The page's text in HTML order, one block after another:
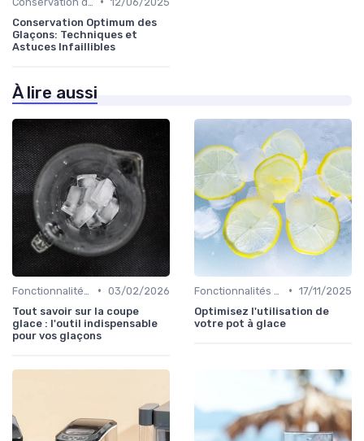
Conservation Optimum des
Glaçons: Techniques et
Astuces Infaillibles
À lire aussi
• 03/02/2026
Tout savoir sur la coupe
glace : l'outil indispensable
pour vos glaçons
• 17/11/2025
Optimisez l'utilisation de
votre pot à glace